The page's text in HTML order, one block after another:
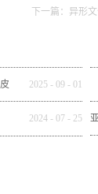
下一篇： 异形
2025 - 09 - 01
2024 - 07 - 25